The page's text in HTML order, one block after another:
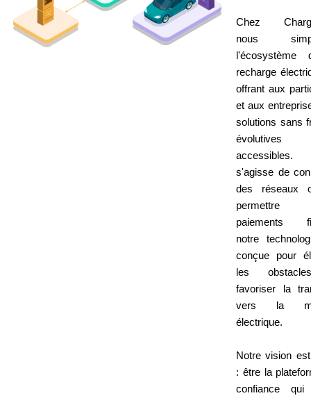
Chez
nous
l'écosystème
recharge
offrant aux
et aux
solutions sans
s'agisse de
des réseaux
permettre
paiements
notre
conçue pour
les
favoriser la
vers la
électrique.
Notre vision
: être la
confiance qui